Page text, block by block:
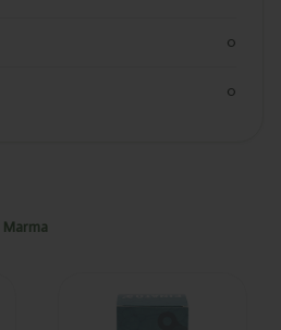
0
0
Marma